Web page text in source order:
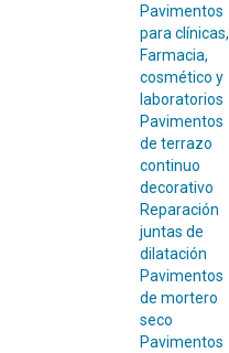
Pavimentos
para clínicas,
Farmacia,
cosmético y
laboratorios
Pavimentos
de terrazo
continuo
decorativo
Reparación
juntas de
dilatación
Pavimentos
de mortero
seco
Pavimentos